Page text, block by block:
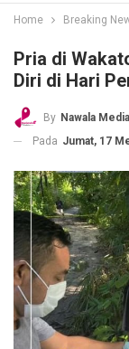
Home Breaking
Pria di
Diri di Hari
By Nawala Media
Pada Jumat, 17